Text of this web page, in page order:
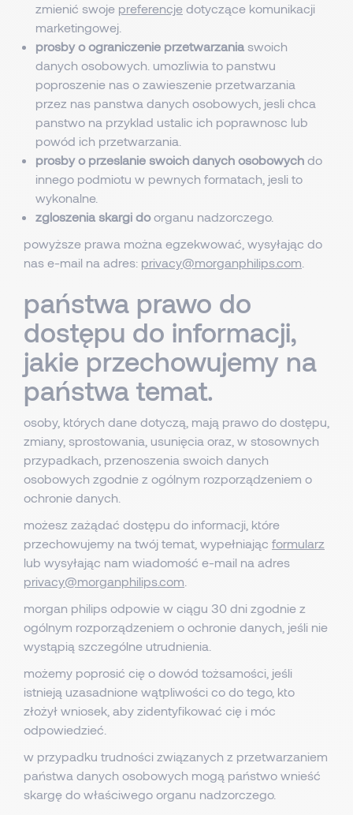
zmienić swoje preferencje dotyczące komunikacji
marketingowej.
prosby o ograniczenie przetwarzania swoich
danych osobowych. umozliwia to panstwu
poproszenie nas o zawieszenie przetwarzania
przez nas panstwa danych osobowych, jesli chca
panstwo na przyklad ustalic ich poprawnosc lub
powód ich przetwarzania.
prosby o przeslanie swoich danych osobowych do
innego podmiotu w pewnych formatach, jesli to
wykonalne.
zgloszenia skargi doorganu nadzorczego.
powyższe prawa można egzekwować, wysyłając do
nas e-mail na adres: privacy@morganphilips.com
państwa prawo do
dostępu do informacji,
jakie przechowujemy na
państwa temat.
osoby, których dane dotyczą, mają prawo do dostępu,
zmiany, sprostowania, usunięcia oraz, w stosownych
przypadkach, przenoszenia swoich danych
osobowych zgodnie z ogólnym rozporządzeniem o
ochronie danych.
możesz zażądać dostępu do informacji, które
przechowujemy na twój temat, wypełniając formularz
lub wysyłając nam wiadomość e-mail na adres
privacy@morganphilips.com
morgan philips odpowie w ciągu 30 dni zgodnie z
ogólnym rozporządzeniem o ochronie danych, jeśli nie
wystąpią szczególne utrudnienia.
możemy poprosić cię o dowód tożsamości, jeśli
istnieją uzasadnione wątpliwości co do tego, kto
złożył wniosek, aby zidentyfikować cię i móc
odpowiedzieć.
w przypadku trudności związanych z przetwarzaniem
państwa danych osobowych mogą państwo wnieść
skargę do właściwego organu nadzorczego.